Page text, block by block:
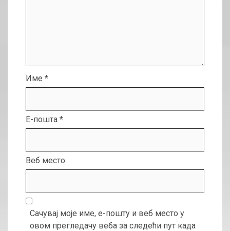
Име *
Е-пошта *
Веб место
Сачувај моје име, е-пошту и веб место у
овом прегледачу веба за следећи пут када